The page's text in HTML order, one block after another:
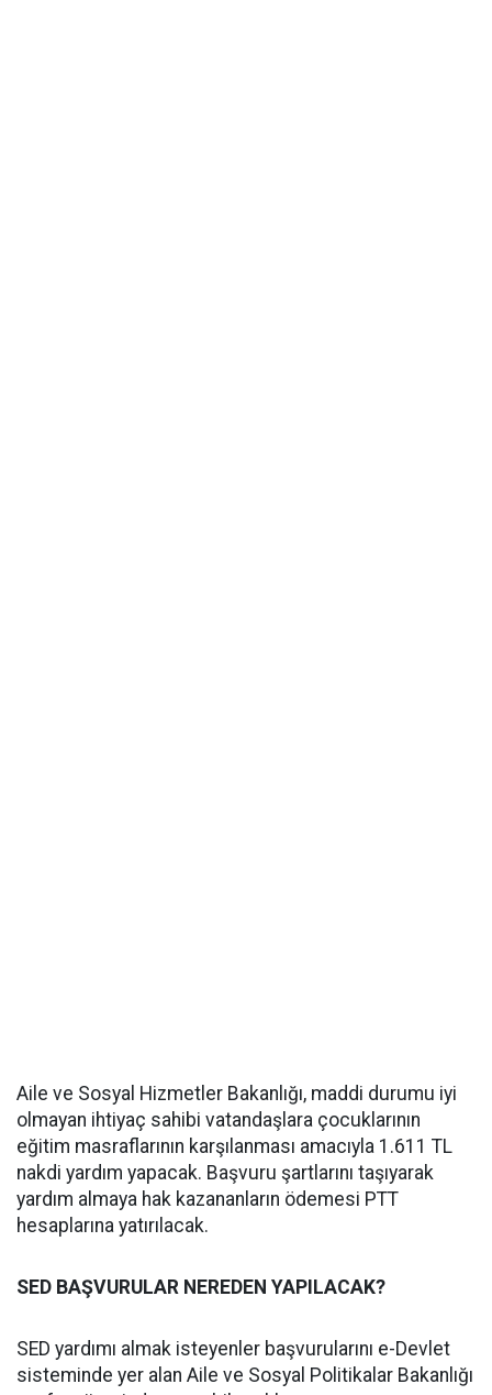
Aile ve Sosyal Hizmetler Bakanlığı, maddi durumu iyi
olmayan ihtiyaç sahibi vatandaşlara çocuklarının
eğitim masraflarının karşılanması amacıyla 1.611 TL
nakdi yardım yapacak. Başvuru şartlarını taşıyarak
yardım almaya hak kazananların ödemesi PTT
hesaplarına yatırılacak.
SED BAŞVURULAR NEREDEN YAPILACAK?
SED yardımı almak isteyenler başvurularını e-Devlet
sisteminde yer alan Aile ve Sosyal Politikalar Bakanlığı